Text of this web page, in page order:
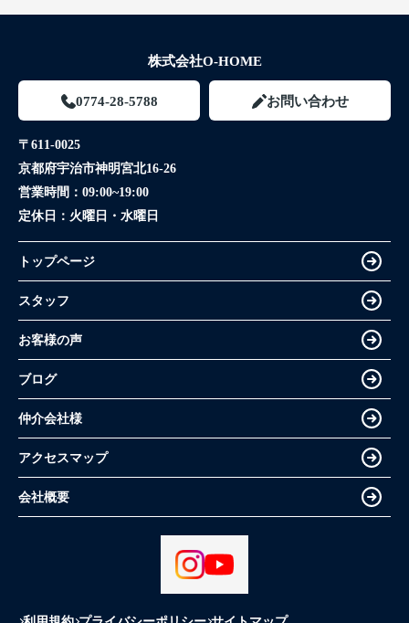
株式会社O-HOME
0774-28-5788 お問い合わせ
〒611-0025
京都府宇治市神明宮北16-26
営業時間： 09:00~19:00
定休日： 火曜日・水曜日
トップページ
スタッフ
お客様の声
ブログ
仲介会社様
アクセスマップ
会社概要